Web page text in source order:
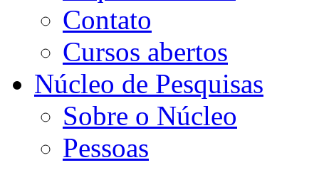
Contato
Cursos abertos
Núcleo de Pesquisas
Sobre o Núcleo
Pessoas